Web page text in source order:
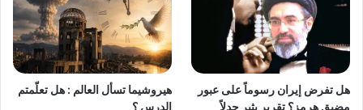
هل تفرض إيران رسوماً على عبور
مضيق هرمز؟ تقرير يثير جدلاً
هيروشيما تسأل العالم : هل تعلّمتم
الدرس ؟